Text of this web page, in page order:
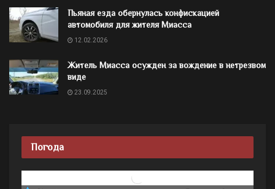
Пьяная езда обернулась конфискацией
автомобиля для жителя Миасса
12.02.2026
Житель Миасса осужден за вождение в нетрезвом
виде
23.09.2025
Погода